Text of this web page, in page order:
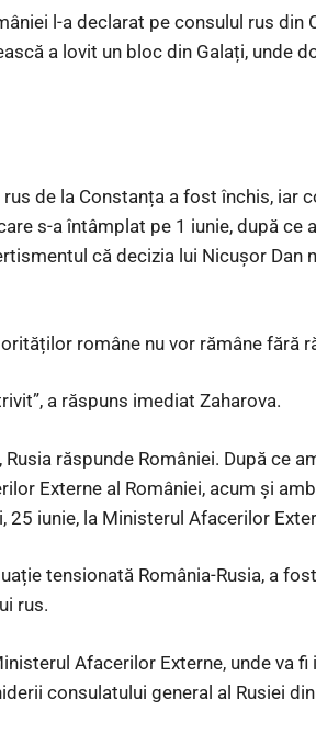
l-a declarat pe consulul rus din
a lovit un bloc din Galați, unde
de la Constanța a fost închis, iar
s-a întâmplat pe 1 iunie, după ce
că decizia lui Nicușor Dan
române nu vor rămâne fără
a răspuns imediat Zaharova.
răspunde României. După ce
Externe al României, acum și
iunie, la Ministerul Afacerilor
tensionată România-Rusia, a
rus.
Afacerilor Externe, unde va
consulatului general al Rusiei